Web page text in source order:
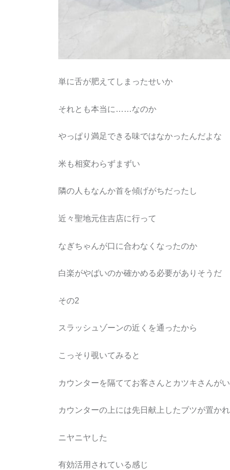
単に舌が肥えてしまったせいか
それとも本当に……なのか
やっぱり満足できる味ではなかったんだよな
米も相変わらずまずい
隣の人もなんか首を傾げがちだったし
近々聖地元住吉店に行って
なぎちゃんが口に合わなくなったのか
白楽がやばいのか確かめる必要がありそうだ
その2
スラッシュゾーンの近くを通ったから
こっそり覗いてみると
カウンターを隔ててお客さんとカツキさんが
カウンターの上には先日献上したブツが置か
ニヤニヤした
有効活用されている感じ